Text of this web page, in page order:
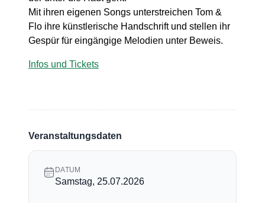
Mit ihren eigenen Songs unterstreichen Tom &
Flo ihre künstlerische Handschrift und stellen ihr
Gespür für eingängige Melodien unter Beweis.
Infos und Tickets
Veranstaltungsdaten
DATUM
Samstag, 25.07.2026